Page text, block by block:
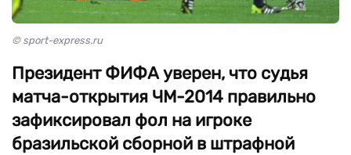
© sport-express.ru
Президент ФИФА уверен, что судья
матча-открытия ЧМ-2014 правильно
зафиксировал фол на игроке
бразильской сборной в штрафной